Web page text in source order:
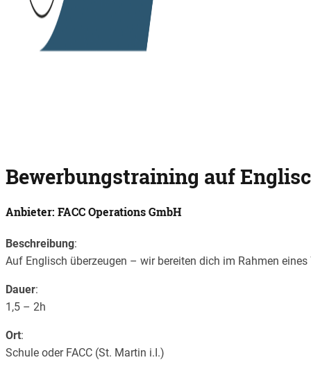
Bewerbungstraining auf
Anbieter: FACC Operations GmbH
Beschreibung:
Auf Englisch überzeugen – wir bereiten dich im Rahmen
Dauer:
1,5 – 2h
Ort:
Schule oder FACC (St. Martin i.I.)